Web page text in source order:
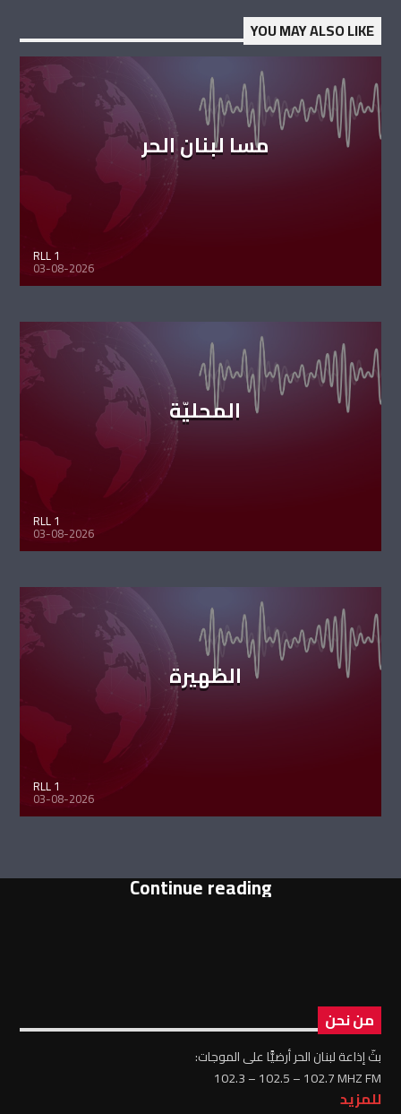
YOU MAY ALSO LIKE
مسا لبنان الحر
RLL 1
03-08-2026
المحليّة
RLL 1
03-08-2026
الظهيرة
RLL 1
03-08-2026
Continue reading
من نحن
بثّ إذاعة لبنان الحر أرضيًّا على الموجات:
102.3 – 102.5 – 102.7 MHZ FM
للمزيد